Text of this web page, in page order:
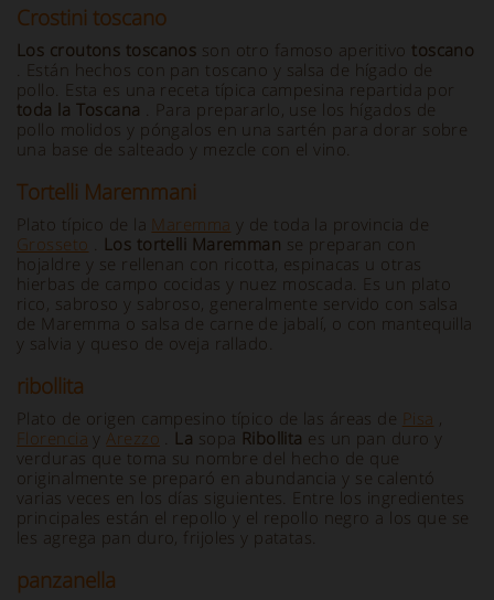
Crostini toscano
Los croutons toscanos son otro famoso aperitivo toscano
. Están hechos con pan toscano y salsa de hígado de
pollo. Esta es una receta típica campesina repartida por
toda la Toscana . Para prepararlo, use los hígados de
pollo molidos y póngalos en una sartén para dorar sobre
una base de salteado y mezcle con el vino.
Tortelli Maremmani
Plato típico de la Maremma y de toda la provincia de
Grosseto . Los tortelli Maremman se preparan con
hojaldre y se rellenan con ricotta, espinacas u otras
hierbas de campo cocidas y nuez moscada. Es un plato
rico, sabroso y sabroso, generalmente servido con salsa
de Maremma o salsa de carne de jabalí, o con mantequilla
y salvia y queso de oveja rallado.
ribollita
Plato de origen campesino típico de las áreas de Pisa ,
Florencia yArezzo . La sopa Ribollita es un pan duro y
verduras que toma su nombre del hecho de que
originalmente se preparó en abundancia y se calentó
varias veces en los días siguientes. Entre los ingredientes
principales están el repollo y el repollo negro a los que se
les agrega pan duro, frijoles y patatas.
panzanella